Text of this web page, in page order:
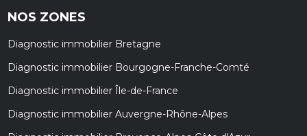
NOS ZONES
Diagnostic immobilier Bretagne
Diagnostic immobilier Bourgogne-Franche-Comté
Diagnostic immobilier Île-de-France
Diagnostic immobilier Auvergne-Rhône-Alpes